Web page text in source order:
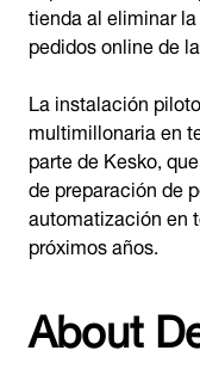
tienda al eliminar
pedidos online de
La instalación
multimillonaria en
parte de Kesko,
de preparación de
automatización en
próximos años.
About